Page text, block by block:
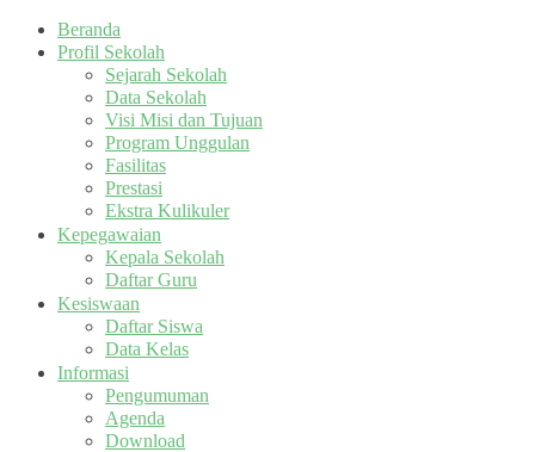
Beranda
Profil Sekolah
Sejarah Sekolah
Data Sekolah
Visi Misi dan Tujuan
Program Unggulan
Fasilitas
Prestasi
Ekstra Kulikuler
Kepegawaian
Kepala Sekolah
Daftar Guru
Kesiswaan
Daftar Siswa
Data Kelas
Informasi
Pengumuman
Agenda
Download